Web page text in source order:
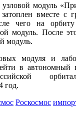
модуль
вместе с
чего на
модуль. После
модуль.
модуля и
в автономный
год.
Роскосмос